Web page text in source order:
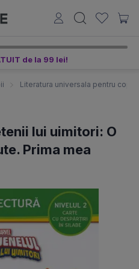
de la 99 lei!
Literatura universala pentru copii
lui uimitori: O
Prima mea